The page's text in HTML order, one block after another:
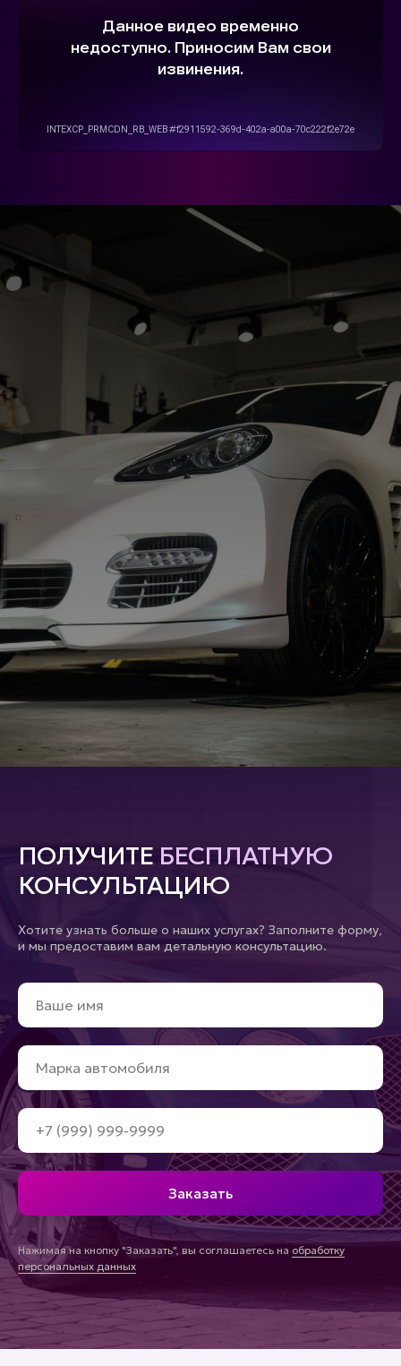
ПОЛУЧИТЕ БЕСПЛАТНУЮ
КОНСУЛЬТАЦИЮ
Хотите узнать больше о наших услугах? Заполните форму,
и мы предоставим вам детальную консультацию.
Заказать
Нажимая на кнопку "Заказать", вы соглашаетесь на обработку
персональных данных